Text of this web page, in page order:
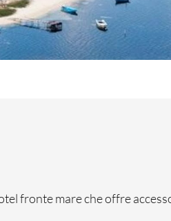
fronte mare che offre